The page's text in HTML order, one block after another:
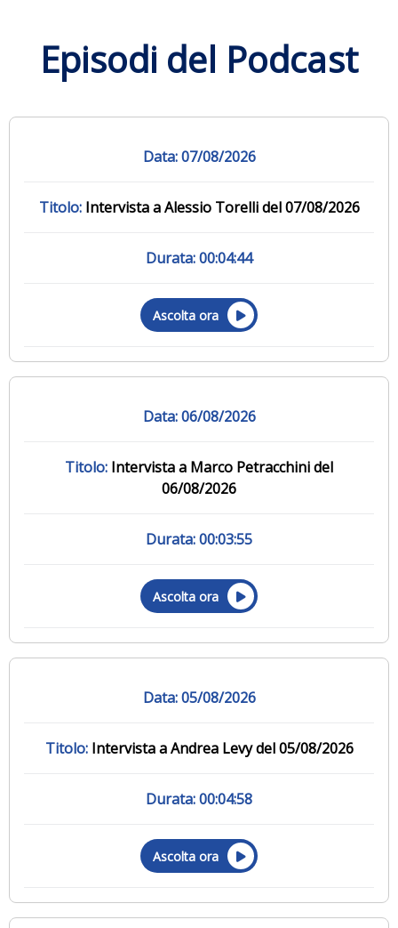
Episodi del Podcast
07/08/2026
Intervista a Alessio Torelli del 07/08/2026
00:04:44
Ascolta ora
06/08/2026
Intervista a Marco Petracchini del
06/08/2026
00:03:55
Ascolta ora
05/08/2026
Intervista a Andrea Levy del 05/08/2026
00:04:58
Ascolta ora